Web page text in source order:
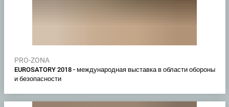
PRO-ZONA
EUROSATORY 2018 - международная выставка в области обороны
и безопасности